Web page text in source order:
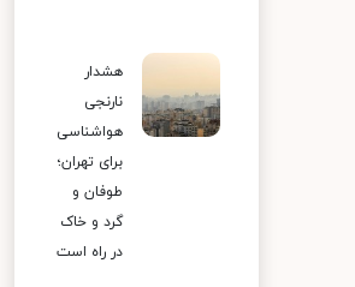
هشدار
نارنجی
هواشناسی
برای تهران؛
طوفان و
گرد و خاک
در راه است